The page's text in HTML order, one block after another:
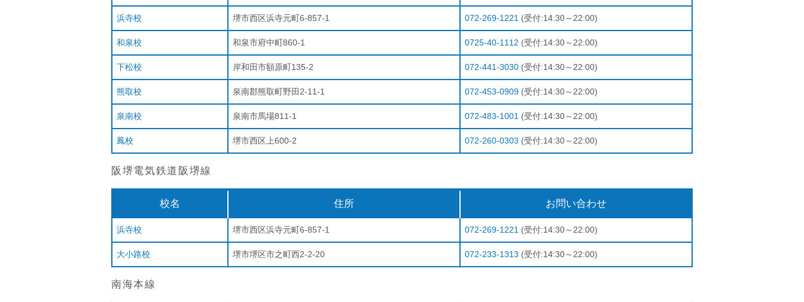
浜寺校 堺市西区浜寺元町6-857-1 072-269-1221 (受付:14:30～22:00)
和泉校 和泉市府中町860-1 0725-40-1112 (受付:14:30～22:00)
下松校 岸和田市額原町135-2 072-441-3030 (受付:14:30～22:00)
熊取校 泉南郡熊取町野田2-11-1 072-453-0909 (受付:14:30～22:00)
泉南校 泉南市馬場811-1 072-483-1001 (受付:14:30～22:00)
鳳校 堺市西区上600-2 072-260-0303 (受付:14:30～22:00)
阪堺電気鉄道阪堺線
校名 住所 お問い合わせ
浜寺校 堺市西区浜寺元町6-857-1 072-269-1221 (受付:14:30～22:00)
大小路校 堺市堺区市之町西2-2-20 072-233-1313 (受付:14:30～22:00)
南海本線